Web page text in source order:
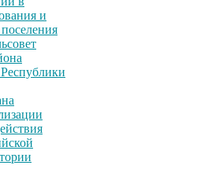
и
поселения